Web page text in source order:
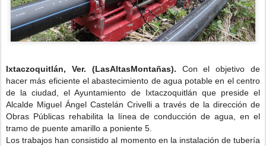
Ixtaczoquitlán, Ver. (LasAltasMontañas). Con el objetivo de
hacer más eficiente el abastecimiento de agua potable en el centro
de la ciudad, el Ayuntamiento de Ixtaczoquitlán que preside el
Alcalde Miguel Ángel Castelán Crivelli a través de la dirección de
Obras Públicas rehabilita la línea de conducción de agua, en el
tramo de puente amarillo a poniente 5.
Los trabajos han consistido al momento en la instalación de tubería